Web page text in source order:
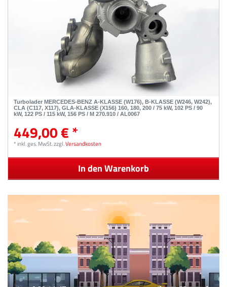
Turbolader MERCEDES-BENZ A-KLASSE (W176), B-KLASSE (W246, W242),
CLA (C117, X117), GLA-KLASSE (X156) 160, 180, 200 / 75 kW, 102 PS / 90
kW, 122 PS / 115 kW, 156 PS / M 270.910 / AL0067
449,00 € *
*inkl. ges. MwSt.zzgl.Versandkosten
In den Warenkorb